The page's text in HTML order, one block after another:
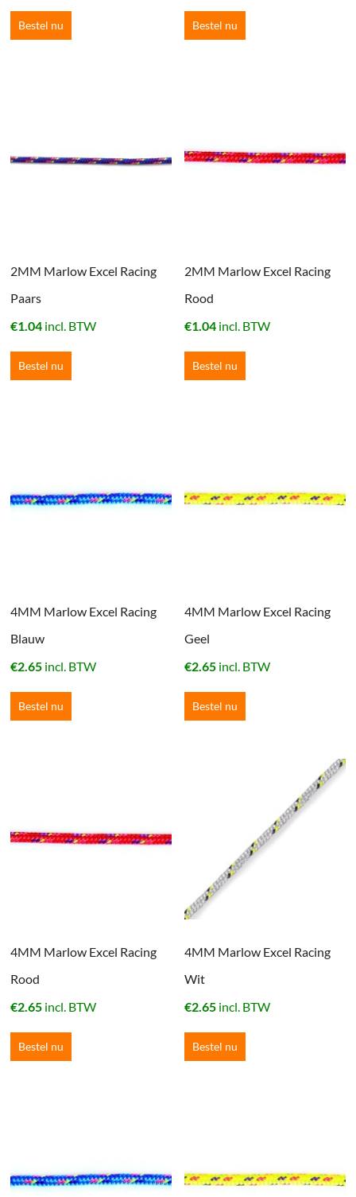
Bestel nu Bestel nu
2MM Marlow Excel Racing
Paars
€1.04 incl. BTW
Bestel nu
2MM Marlow Excel Racing
Rood
€1.04 incl. BTW
Bestel nu
4MM Marlow Excel Racing
Blauw
€2.65 incl. BTW
Bestel nu
4MM Marlow Excel Racing
Geel
€2.65 incl. BTW
Bestel nu
4MM Marlow Excel Racing
Rood
€2.65 incl. BTW
Bestel nu
4MM Marlow Excel Racing
Wit
€2.65 incl. BTW
Bestel nu